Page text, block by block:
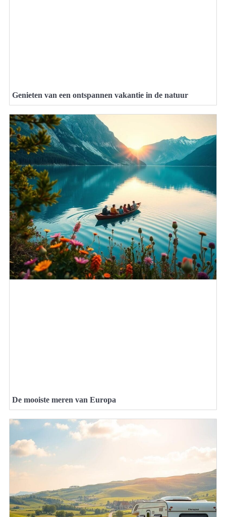
Genieten van een ontspannen vakantie in de natuur
De mooiste meren van Europa